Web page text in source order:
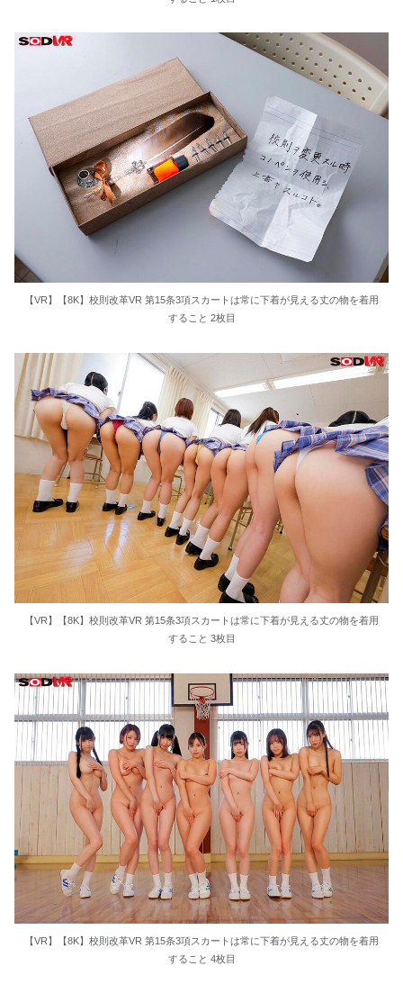
【VR】【8K】校則改革VR 第15条3項スカートは常に下着が見える丈の物を着用
すること 2枚目
【VR】【8K】校則改革VR 第15条3項スカートは常に下着が見える丈の物を着用
すること 3枚目
【VR】【8K】校則改革VR 第15条3項スカートは常に下着が見える丈の物を着用
すること 4枚目